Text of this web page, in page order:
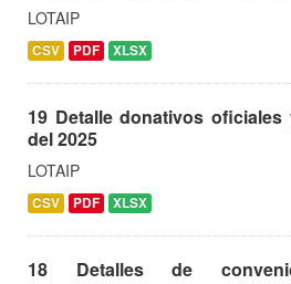
LOTAIP
CSV PDF XLSX
19 Detalle donativos
del 2025
LOTAIP
CSV PDF XLSX
18 Detalles de